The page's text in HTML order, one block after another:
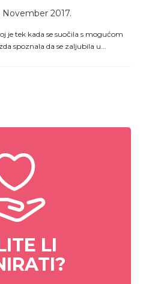
November 2017.
je tek kada se suočila s mogućom
spoznala da se zaljubila u...
LI